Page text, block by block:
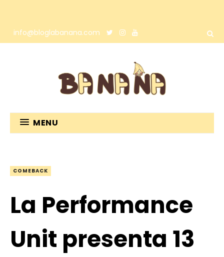
info@bloglabanana.com
MENU
COMEBACK
La Performance
Unit presenta 13